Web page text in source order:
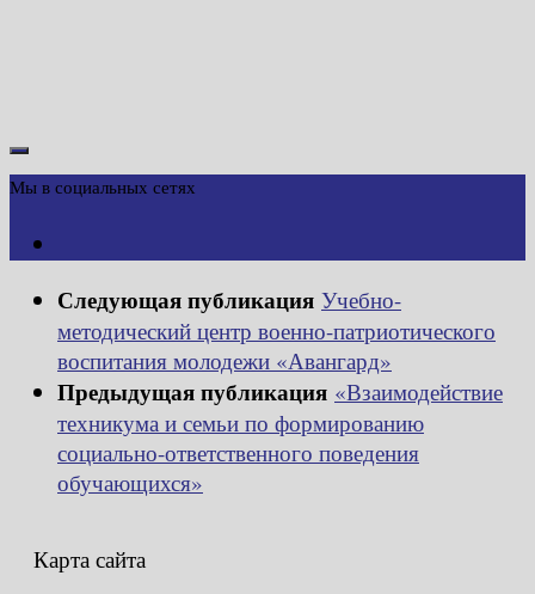
Мы в социальных сетях
Следующая публикация Учебно-
методический центр военно-патриотического
воспитания молодежи «Авангард»
Предыдущая публикация «Взаимодействие
техникума и семьи по формированию
социально-ответственного поведения
обучающихся»
Карта сайта